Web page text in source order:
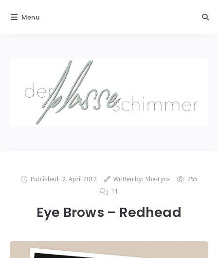
Published: 2. April 2012 Written by: She-Lynx
255
11
Eye Brows – Redhead
Menu